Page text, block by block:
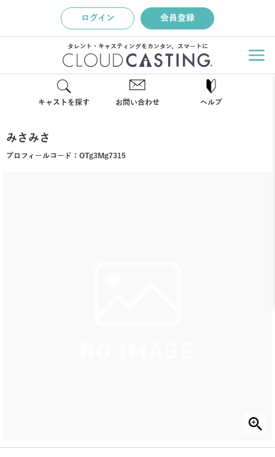
ログイン 会員登録
タレント・キャスティングをカンタン、スマートに
キャストを探す お問い合わせ ヘルプ
みさみさ
プロフィールコード： OTg3Mg7315